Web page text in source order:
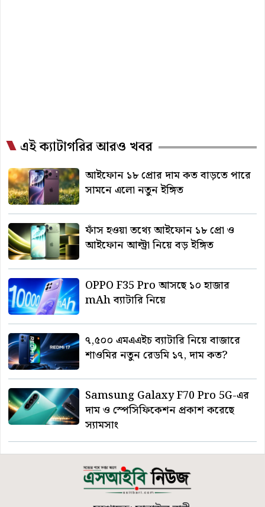
এই ক্যাটাগরির আরও খবর
আইফোন ১৮ প্রোর দাম কত বাড়তে পারে
সামনে এলো নতুন ইঙ্গিত
ফাঁস হওয়া তথ্যে আইফোন ১৮ প্রো ও
আইফোন আল্ট্রা নিয়ে বড় ইঙ্গিত
OPPO F35 Pro আসছে ১০ হাজার
mAh ব্যাটারি নিয়ে
৭,৫০০ এমএএইচ ব্যাটারি নিয়ে বাজারে
শাওমির নতুন রেডমি ১৭, দাম কত?
Samsung Galaxy F70 Pro 5G-এর
দাম ও স্পেসিফিকেশন প্রকাশ করেছে
স্যামসাং